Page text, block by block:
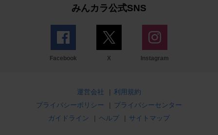
みんカラ公式SNS
Facebook X Instagram
運営会社 | 利用規約
プライバシーポリシー
| プライバシーセンター
ガイドライン
| ヘルプ | サイトマップ